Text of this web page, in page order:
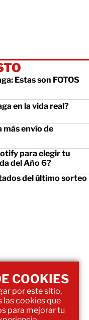
Estas son FOTOS
en la vida real?
más envío de
para elegir tu
del Año 6?
del último sorteo
COOKIES
por este sitio,
las cookies que
para mejorar tu